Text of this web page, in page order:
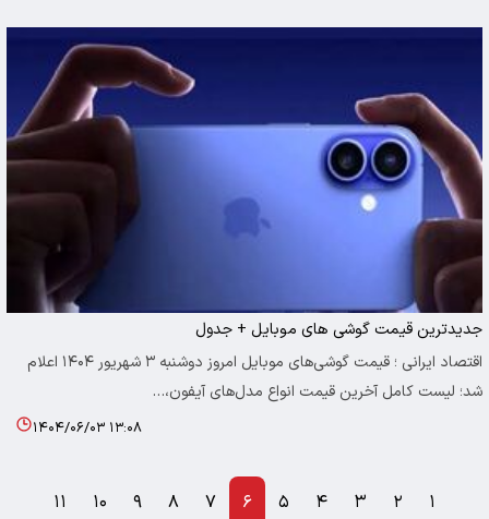
جدیدترین قیمت‌ گوشی‌ های موبایل + جدول
اقتصاد ایرانی ؛ قیمت گوشی‌های موبایل امروز دوشنبه ۳ شهریور ۱۴۰۴ اعلام
شد؛ لیست کامل آخرین قیمت انواع مدل‌های آیفون،…
۱۴۰۴/۰۶/۰۳ ۱۳:۰۸
۱ ۲ ۳ ۴ ۵ ۶ ۷ ۸ ۹ ۱۰ ۱۱